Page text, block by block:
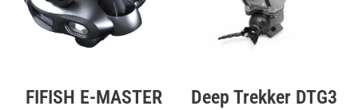
FIFISH E-MASTER Deep Trekker DTG3